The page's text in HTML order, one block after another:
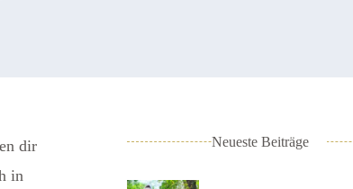
dir
in
Neueste Beiträge